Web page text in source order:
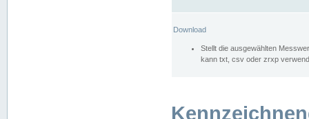
Download
Stellt die ausgewählten
kann txt, csv oder zrxp